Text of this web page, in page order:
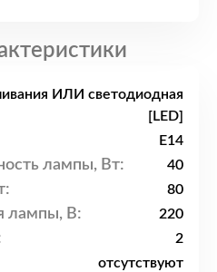
ИЛИ светодиодная
[LED]
E14
лампы, Вт: 40
80
лампы, В: 220
2
отсутствуют